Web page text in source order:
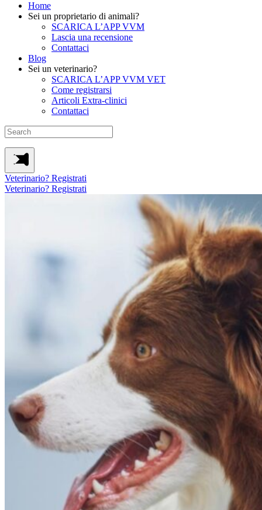
Home
Sei un proprietario di animali?
SCARICA L’APP VVM
Lascia una recensione
Contattaci
Blog
Sei un veterinario?
SCARICA L’APP VVM VET
Come registrarsi
Articoli Extra-clinici
Contattaci
Veterinario? Registrati
Veterinario? Registrati